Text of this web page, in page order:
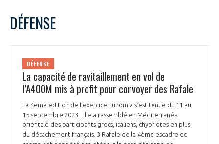
DÉFENSE
DÉFENSE
La capacité de ravitaillement en vol de
l’A400M mis à profit pour convoyer des Rafale
La 4ème édition de l’exercice Eunomia s’est tenue du 11 au
15 septembre 2023. Elle a rassemblé en Méditerranée
orientale des participants grecs, italiens, chypriotes en plus
du détachement français. 3 Rafale de la 4ème escadre de